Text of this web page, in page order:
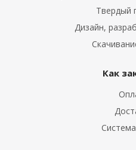
Твердый
Дизайн,
Как